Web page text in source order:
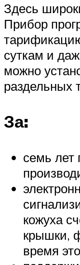
Здесь
Прибор
суткам и
можно
раздельных
За:
семь лет
кожуха
крышки,
время